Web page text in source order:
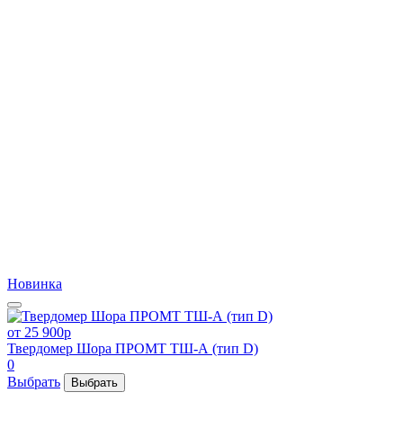
Новинка
от 25 900p
Твердомер Шора ПРОМТ ТШ-А (тип D)
0
Выбрать
Выбрать